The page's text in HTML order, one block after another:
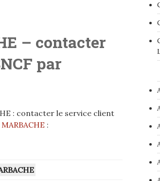
– contacter
par
: contacter le service client
MARBACHE :